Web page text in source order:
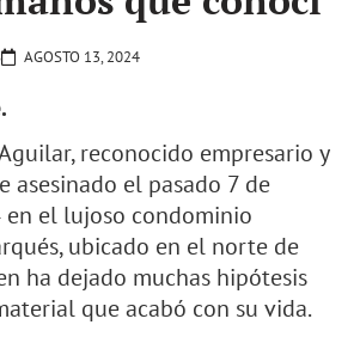
AGOSTO 13, 2024
reconocido empresario y
asesinado el pasado 7 de
el lujoso condominio
ubicado en el norte de
ha dejado muchas hipótesis
que acabó con su vida.